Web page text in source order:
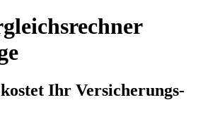
Ihr Versicherungs-